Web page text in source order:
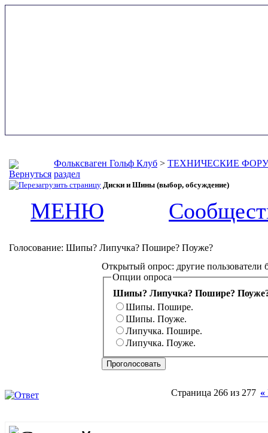
Фольксваген Гольф Клуб > ТЕХНИЧЕСКИЕ
раздел
Диски и Шины (выбор, обсуждение)
МЕНЮ
Голосование: Шипы? Липучка? Пошире? Поуже?
Открытый опрос: другие пользователи
Опции опроса
Шипы? Липучка? Пошире?
Шипы. Пошире.
Шипы. Поуже.
Липучка. Пошире.
Липучка. Поуже.
Страница 266 из 277 «